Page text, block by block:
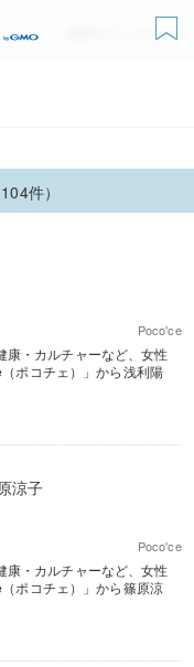
無料ダウンロード
104件）
Poco'ce
康・カルチャーなど、女性
ポコチェ）」から浅利陽
涼子
Poco'ce
康・カルチャーなど、女性
ポコチェ）」から篠原涼